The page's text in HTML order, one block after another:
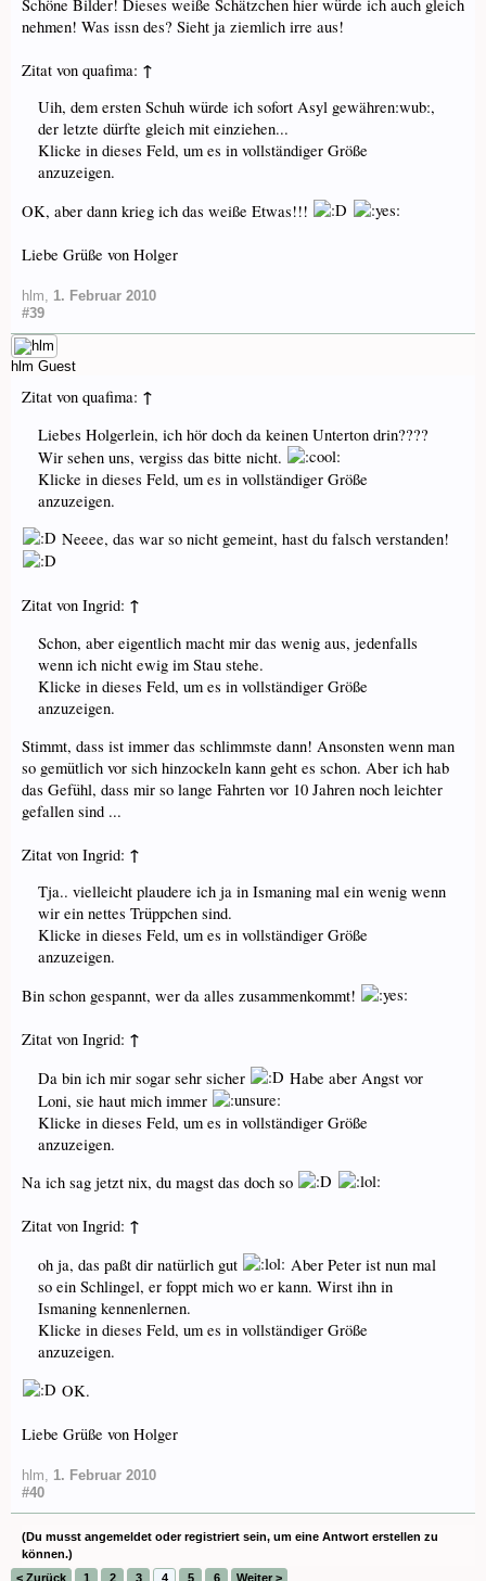
Schöne Bilder! Dieses weiße Schätzchen hier würde ich auch gleich
nehmen! Was issn des? Sieht ja ziemlich irre aus!
Zitat von quafima: ↑
Uih, dem ersten Schuh würde ich sofort Asyl gewähren:wub:,
der letzte dürfte gleich mit einziehen...
Klicke in dieses Feld, um es in vollständiger Größe
anzuzeigen.
OK, aber dann krieg ich das weiße Etwas!!!
Liebe Grüße von Holger
hlm, 1. Februar 2010
#39
hlm Guest
Zitat von quafima: ↑
Liebes Holgerlein, ich hör doch da keinen Unterton drin????
Wir sehen uns, vergiss das bitte nicht.
Klicke in dieses Feld, um es in vollständiger Größe
anzuzeigen.
Neeee, das war so nicht gemeint, hast du falsch verstanden!
Zitat von Ingrid: ↑
Schon, aber eigentlich macht mir das wenig aus, jedenfalls
wenn ich nicht ewig im Stau stehe.
Klicke in dieses Feld, um es in vollständiger Größe
anzuzeigen.
Stimmt, dass ist immer das schlimmste dann! Ansonsten wenn man
so gemütlich vor sich hinzockeln kann geht es schon. Aber ich hab
das Gefühl, dass mir so lange Fahrten vor 10 Jahren noch leichter
gefallen sind ...
Zitat von Ingrid: ↑
Tja.. vielleicht plaudere ich ja in Ismaning mal ein wenig wenn
wir ein nettes Trüppchen sind.
Klicke in dieses Feld, um es in vollständiger Größe
anzuzeigen.
Bin schon gespannt, wer da alles zusammenkommt!
Zitat von Ingrid: ↑
Da bin ich mir sogar sehr sicher
Habe aber Angst vor
Loni, sie haut mich immer
Klicke in dieses Feld, um es in vollständiger Größe
anzuzeigen.
Na ich sag jetzt nix, du magst das doch so
Zitat von Ingrid: ↑
oh ja, das paßt dir natürlich gut
Aber Peter ist nun mal
so ein Schlingel, er foppt mich wo er kann. Wirst ihn in
Ismaning kennenlernen.
Klicke in dieses Feld, um es in vollständiger Größe
anzuzeigen.
OK.
Liebe Grüße von Holger
hlm
1. Februar 2010
#40
(Du musst angemeldet oder registriert sein, um eine Antwort erstellen zu
können.)
< Zurück
1 2 3 4 5 6 Weiter >